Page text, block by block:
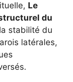
Le
du
stabilité du
latérales,